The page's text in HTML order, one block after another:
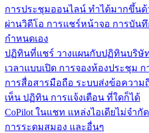
การประชุมออนไลน์ ทำได้มากขึ้นด้
ผ่านวิดีโอ การแชร์หน้าจอ การบัน
กำหนดเอง
ปฏิทินที่แชร์ วางแผนกับปฏิทินบริษั
เวลาแบบเปิด การจองห้องประชุม
การสื่อสารมือถือ ระบบส่งข้อความ
เห็น ปฏิทิน การแจ้งเตือน ที่ใดก็ได้
CoPilot ในแชท แหล่งไอเดียไม่จำ
การระดมสมอง และอื่นๆ